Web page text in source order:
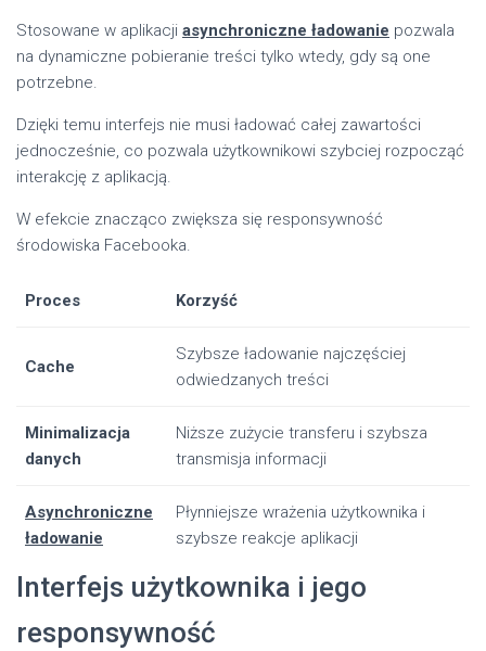
Stosowane w aplikacji asynchroniczne ładowanie pozwala
na dynamiczne pobieranie treści tylko wtedy, gdy są one
potrzebne.
Dzięki temu interfejs nie musi ładować całej zawartości
jednocześnie, co pozwala użytkownikowi szybciej rozpocząć
interakcję z aplikacją.
W efekcie znacząco zwiększa się responsywność
środowiska Facebooka.
Proces Korzyść
Cache
Szybsze ładowanie najczęściej
odwiedzanych treści
Minimalizacja
danych
Niższe zużycie transferu i szybsza
transmisja informacji
Asynchroniczne
ładowanie
Płynniejsze wrażenia użytkownika i
szybsze reakcje aplikacji
Interfejs użytkownika i jego
responsywność